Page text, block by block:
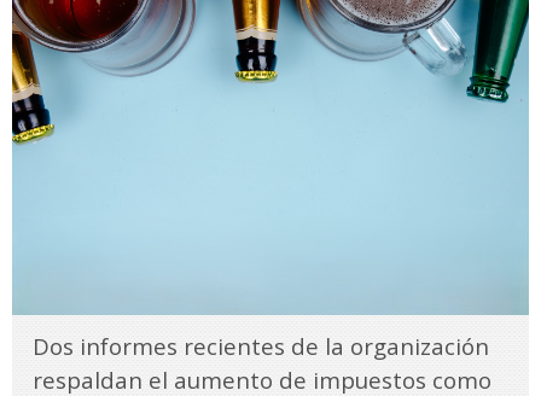
Dos informes recientes de la organización
respaldan el aumento de impuestos como